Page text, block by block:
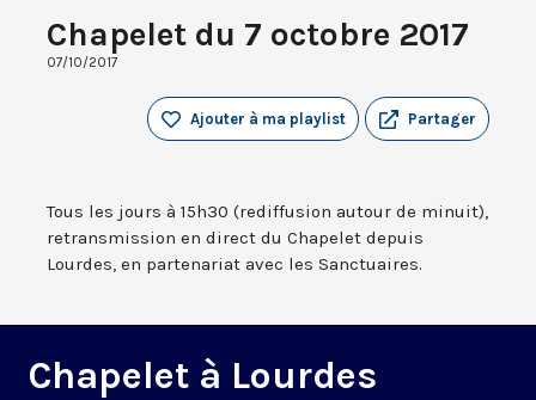
Chapelet du 7 octobre 2017
07/10/2017
Partager
Ajouter à ma playlist
Tous les jours à 15h30 (rediffusion autour de minuit),
retransmission en direct du Chapelet depuis
Lourdes, en partenariat avec les Sanctuaires.
Chapelet à Lourdes